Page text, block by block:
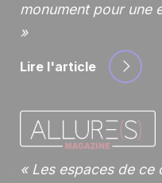
monument pour une
Lire l'article
Les espaces de